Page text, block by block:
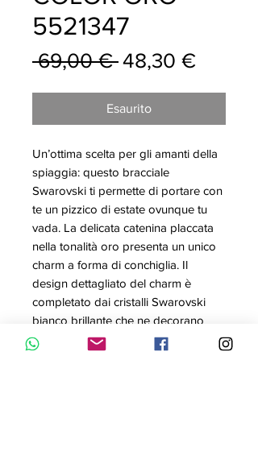
5521347
69,00 € Prezzo
48,30 €Prezzo
Esaurito
Un’ottima scelta per gli amanti della
spiaggia: questo bracciale
Swarovski ti permette di portare con
te un pizzico di estate ovunque tu
vada. La delicata catenina placcata
nella tonalità oro presenta un unico
charm a forma di conchiglia. Il
design dettagliato del charm è
completato dai cristalli Swarovski
bianco brillante che ne decorano
metà. Questo bracciale Swarovski si